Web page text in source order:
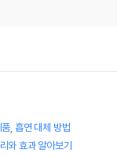
흡연 대체 방법
와 효과 알아보기